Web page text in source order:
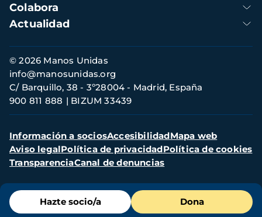
Menú
de
Hazte socio/a Dona
Colabora
Actualidad
Información
de
contacto
© 2026 Manos Unidas
C/ Barquillo, 38 - 3º28004 - Madrid, España
900 811 888
BIZUM 33439
info@manosunidas.org
Menú
secundario
Información a sociosAccesibilidadMapa web
Aviso legalPolítica de privacidadPolítica de cookies
TransparenciaCanal de denuncias